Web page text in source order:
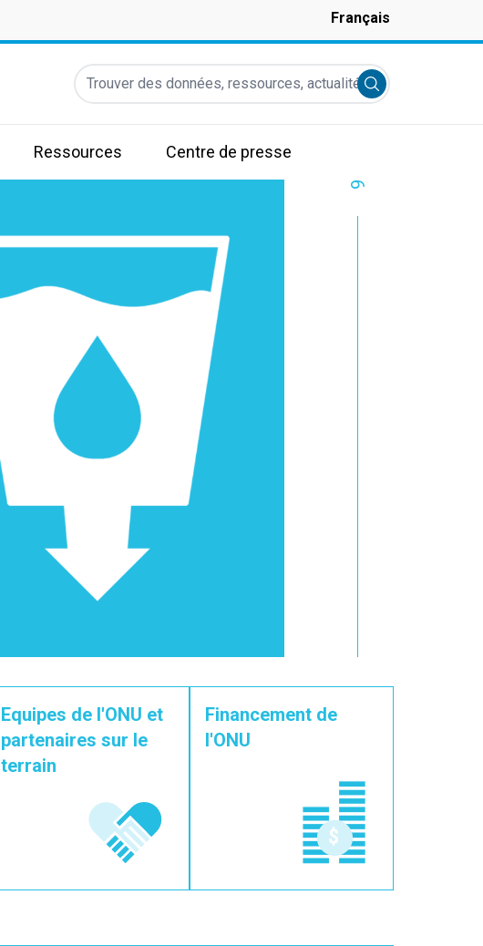
Français
Trouver des données, ressources, actualités et autres
Submit search
Ressources Centre de presse
6
Equipes de l'ONU et
partenaires sur le
terrain
Financement de
l'ONU